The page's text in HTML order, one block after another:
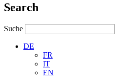
Search
Suche
DE
FR
IT
EN